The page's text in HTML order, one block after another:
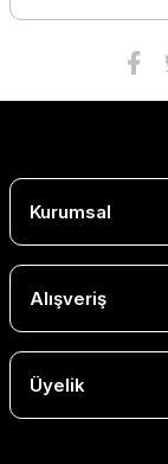
Kurumsal
Alışveriş
Üyelik